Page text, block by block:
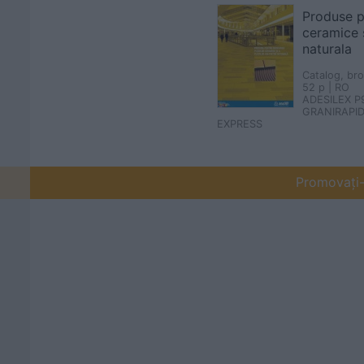
Produse
ceramice
naturala
Catalog,
52 p | RO
ADESILEX
EXPRESS